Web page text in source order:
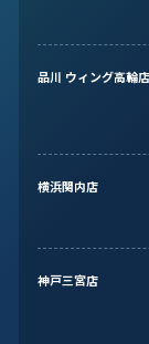
品川 ウィング高輪店
横浜関内店
神戸三宮店